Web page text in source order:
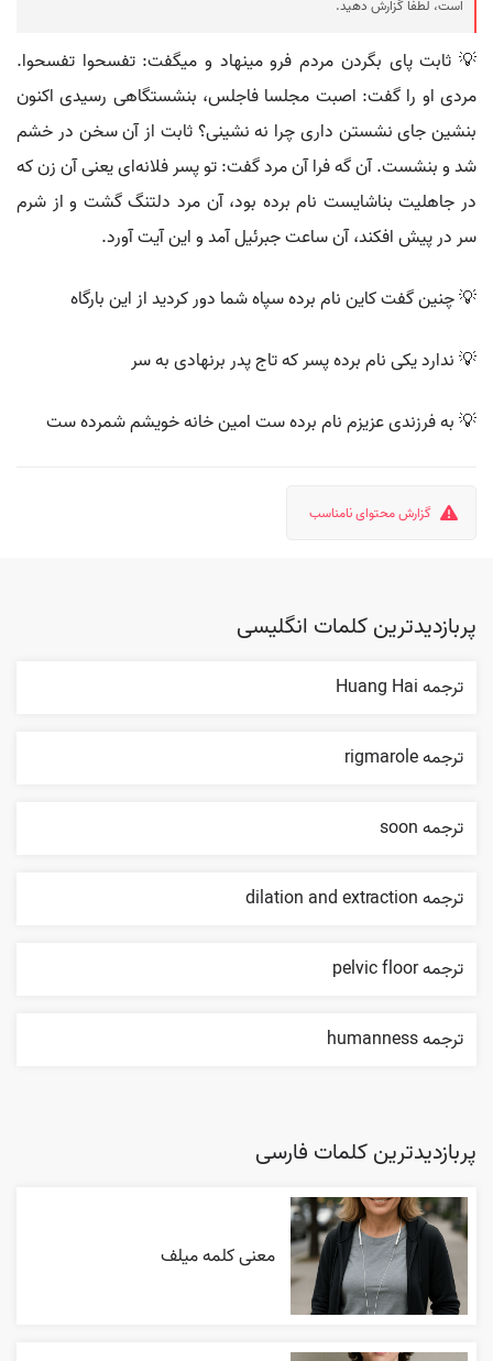
است، لطفا گزارش دهید.
💡 ثابت پای بگردن مردم فرو مینهاد و میگفت: تفسحوا تفسحوا.
مردی او را گفت: اصبت مجلسا فاجلس، بنشستگاهی رسیدی اکنون
بنشین جای نشستن داری چرا نه نشینی؟ ثابت از آن سخن در خشم
شد و بنشست. آن گه فرا آن مرد گفت: تو پسر فلانه‌ای یعنی آن زن که
در جاهلیت بناشایست نام برده بود، آن مرد دلتنگ گشت و از شرم
سر در پیش افکند، آن ساعت جبرئیل آمد و این آیت آورد.
💡 چنین گفت کاین نام برده سپاه شما دور کردید از این بارگاه
💡 ندارد یکی نام برده پسر که تاج پدر برنهادی به سر
💡 به فرزندی عزیزم نام برده ست امین خانه خویشم شمرده ست
گزارش محتوای نامناسب
پربازدیدترین کلمات انگلیسی
ترجمه Huang Hai
ترجمه rigmarole
ترجمه soon
ترجمه dilation and extraction
ترجمه pelvic floor
ترجمه humanness
پربازدیدترین کلمات فارسی
معنی کلمه میلف